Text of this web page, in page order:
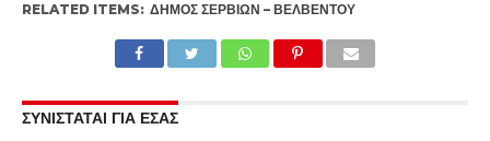
RELATED ITEMS: ΔΉΜΟΣ ΣΕΡΒΊΩΝ – ΒΕΛΒΕΝΤΟΎ
ΣΥΝΙΣΤΑΤΑΙ ΓΙΑ ΕΣΑΣ